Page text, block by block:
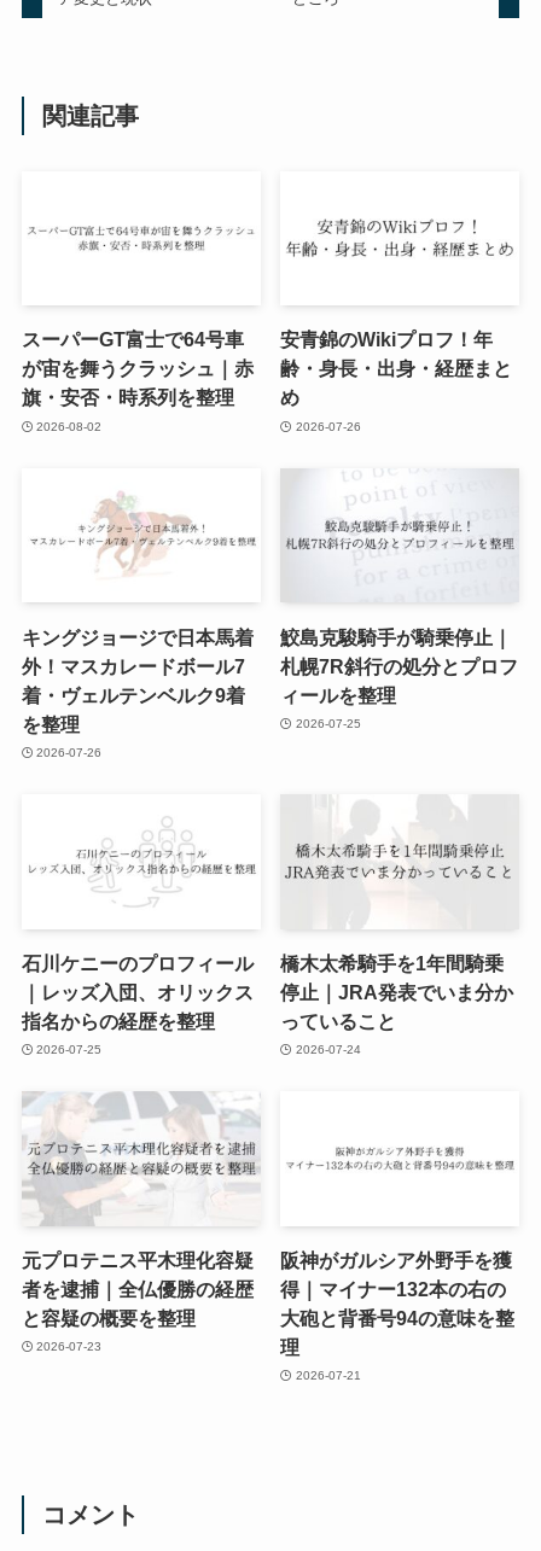
関連記事
スーパーGT富士で64号車
が宙を舞うクラッシュ｜赤
旗・安否・時系列を整理
2026-08-02
安青錦のWikiプロフ！年
齢・身長・出身・経歴まと
め
2026-07-26
キングジョージで日本馬着
外！マスカレードボール7
着・ヴェルテンベルク9着
を整理
2026-07-26
鮫島克駿騎手が騎乗停止｜
札幌7R斜行の処分とプロフ
ィールを整理
2026-07-25
石川ケニーのプロフィール
｜レッズ入団、オリックス
指名からの経歴を整理
2026-07-25
橋木太希騎手を1年間騎乗
停止｜JRA発表でいま分か
っていること
2026-07-24
元プロテニス平木理化容疑
者を逮捕｜全仏優勝の経歴
と容疑の概要を整理
2026-07-23
阪神がガルシア外野手を獲
得｜マイナー132本の右の
大砲と背番号94の意味を整
理
2026-07-21
コメント